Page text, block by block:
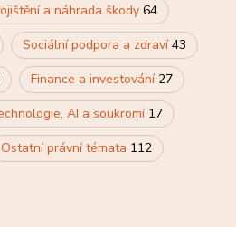
a náhrada škody 64
Sociální podpora a zdraví43
Finance a investování 27
AI a soukromí 17
Ostatní právní témata 112